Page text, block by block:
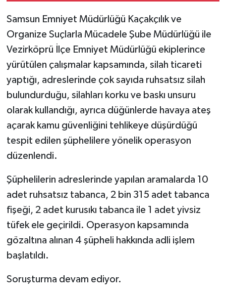
Samsun Emniyet Müdürlüğü Kaçakçılık ve
Organize Suçlarla Mücadele Şube Müdürlüğü ile
Vezirköprü İlçe Emniyet Müdürlüğü ekiplerince
yürütülen çalışmalar kapsamında, silah ticareti
yaptığı, adreslerinde çok sayıda ruhsatsız silah
bulundurduğu, silahları korku ve baskı unsuru
olarak kullandığı, ayrıca düğünlerde havaya ateş
açarak kamu güvenliğini tehlikeye düşürdüğü
tespit edilen şüphelilere yönelik operasyon
düzenlendi.
Şüphelilerin adreslerinde yapılan aramalarda 10
adet ruhsatsız tabanca, 2 bin 315 adet tabanca
fişeği, 2 adet kurusıkı tabanca ile 1 adet yivsiz
tüfek ele geçirildi. Operasyon kapsamında
gözaltına alınan 4 şüpheli hakkında adli işlem
başlatıldı.
Soruşturma devam ediyor.
Kadın
KÜLTÜR SANAT
Otomobil
POLİTİKA
Sağlık
SİYASET
TEKNOLOJİ
Turizm
ÜLKE GÜNDEMİ